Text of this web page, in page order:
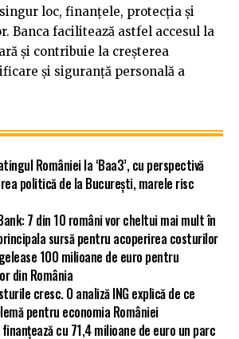
loc, finanțele, protecția și
Banca facilitează astfel accesul la
și contribuie la creșterea
și siguranță personală a
României la ‘Baa3’, cu perspectivă
politică de la București, marele risc
7 din 10 români vor cheltui mai mult în
sursă pentru acoperirea costurilor
100 milioane de euro pentru
din România
cresc. O analiză ING explică de ce
pentru economia României
cu 71,4 milioane de euro un parc